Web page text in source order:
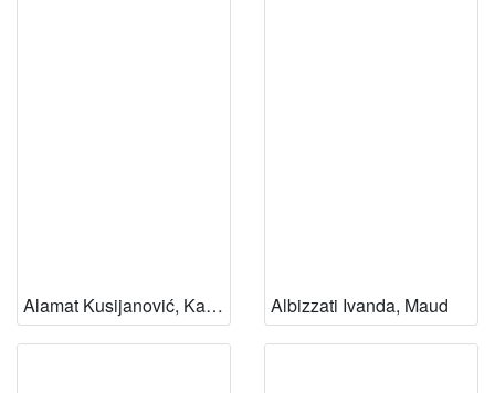
Alamat Kusijanović, Katarina Albizzati Ivanda, Maud